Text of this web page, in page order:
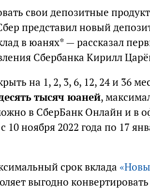
свои депозитные
представил новый
в юанях* — рассказал
Сбербанка Кирилл
на 1, 2, 3, 6, 12, 24 и 36
тысяч юаней,
в СберБанк Онлайн и в
ноября 2022 года по 17
срок вклада
выгодно